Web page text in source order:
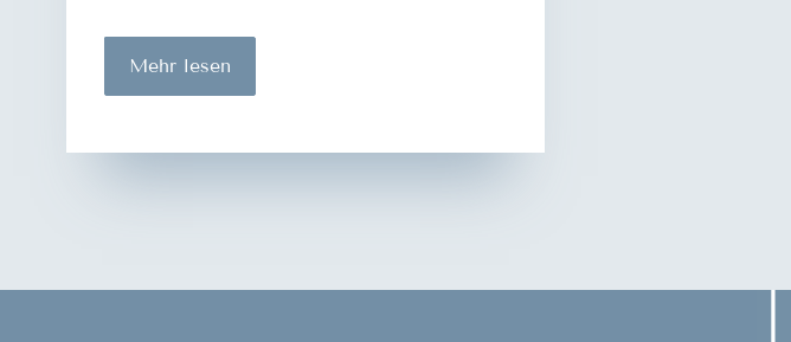
Zeichen
im
Museum
Mehr lesen